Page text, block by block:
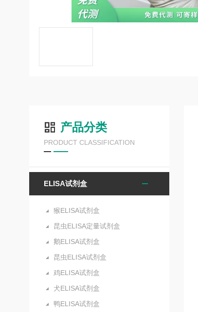
产品分类
PRODUCT CLASSIFICATION
ELISA试剂盒
猴ELISA试剂盒
昆虫ELISA定量试剂盒
鹅ELISA试剂盒
昆虫ELISA试剂盒
鸡ELISA试剂盒
犬ELISA试剂盒
鸭ELISA试剂盒